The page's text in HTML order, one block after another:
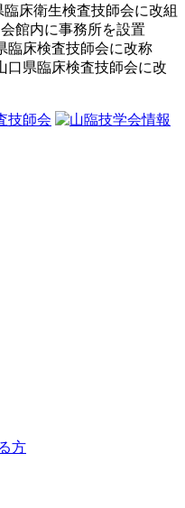
床衛生検査技師会に改組
館内に事務所を設置
臨床検査技師会に改称
口県臨床検査技師会に改
方